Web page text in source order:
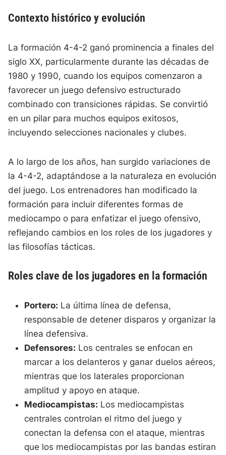
Contexto histórico y evolución
La formación 4-4-2 ganó prominencia a finales del
siglo XX, particularmente durante las décadas de
1980 y 1990, cuando los equipos comenzaron a
favorecer un juego defensivo estructurado
combinado con transiciones rápidas. Se convirtió
en un pilar para muchos equipos exitosos,
incluyendo selecciones nacionales y clubes.
A lo largo de los años, han surgido variaciones de
la 4-4-2, adaptándose a la naturaleza en evolución
del juego. Los entrenadores han modificado la
formación para incluir diferentes formas de
mediocampo o para enfatizar el juego ofensivo,
reflejando cambios en los roles de los jugadores y
las filosofías tácticas.
Roles clave de los jugadores en la formación
Portero: La última línea de defensa,
responsable de detener disparos y organizar la
línea defensiva.
Defensores: Los centrales se enfocan en
marcar a los delanteros y ganar duelos aéreos,
mientras que los laterales proporcionan
amplitud y apoyo en ataque.
Mediocampistas: Los mediocampistas
centrales controlan el ritmo del juego y
conectan la defensa con el ataque, mientras
que los mediocampistas por las bandas estiran